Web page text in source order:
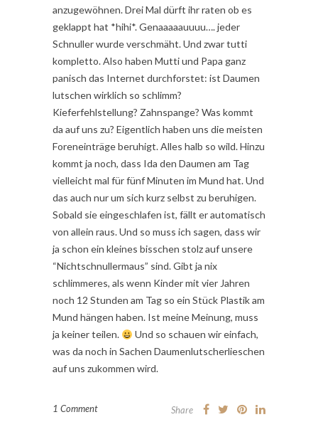
anzugewöhnen. Drei Mal dürft ihr raten ob es
geklappt hat *hihi*. Genaaaaauuuu…. jeder
Schnuller wurde verschmäht. Und zwar tutti
kompletto. Also haben Mutti und Papa ganz
panisch das Internet durchforstet: ist Daumen
lutschen wirklich so schlimm?
Kieferfehlstellung? Zahnspange? Was kommt
da auf uns zu? Eigentlich haben uns die meisten
Foreneinträge beruhigt. Alles halb so wild. Hinzu
kommt ja noch, dass Ida den Daumen am Tag
vielleicht mal für fünf Minuten im Mund hat. Und
das auch nur um sich kurz selbst zu beruhigen.
Sobald sie eingeschlafen ist, fällt er automatisch
von allein raus. Und so muss ich sagen, dass wir
ja schon ein kleines bisschen stolz auf unsere
“Nichtschnullermaus” sind. Gibt ja nix
schlimmeres, als wenn Kinder mit vier Jahren
noch 12 Stunden am Tag so ein Stück Plastik am
Mund hängen haben. Ist meine Meinung, muss
ja keiner teilen.
Und so schauen wir einfach,
was da noch in Sachen Daumenlutscherlieschen
auf uns zukommen wird.
1 Comment Share